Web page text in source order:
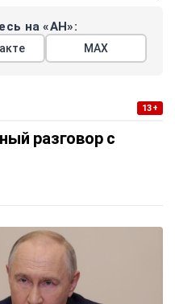
на «АН»:
МАХ
13+
разговор с